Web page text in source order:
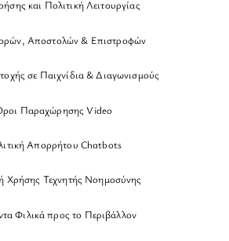
και Πολιτική Λειτουργίας
Αποστολών & Επιστροφών
σε Παιχνίδια & Διαγωνισμούς
Παραχώρησης Video
Απορρήτου Chatbots
Χρήσης Τεχνητής Νοημοσύνης
Φιλικά προς το Περιβάλλον